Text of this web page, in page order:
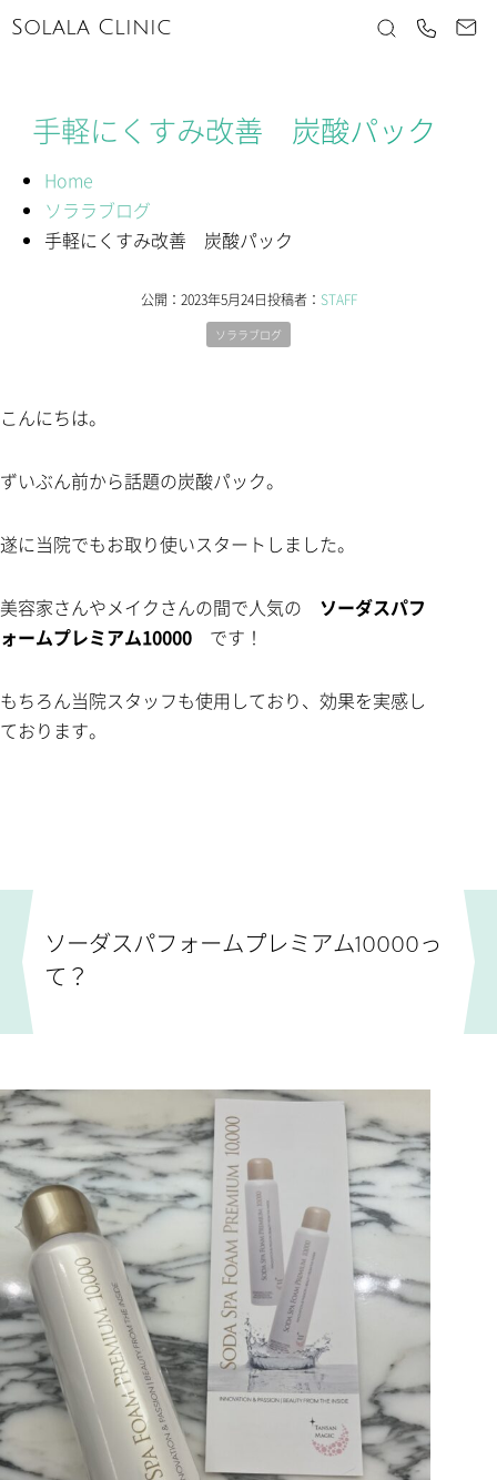
Solala Clinic
Home
ソララブログ
手軽にくすみ改善 炭酸パック
手軽にくすみ改善 炭酸パック
公開： 2023年5月24日投稿者： STAFF
ソララブログ
こんにちは。
ずいぶん前から話題の炭酸パック。
遂に当院でもお取り使いスタートしました。
美容家さんやメイクさんの間で人気の ソーダスパフ
ォームプレミアム10000 です！
もちろん当院スタッフも使用しており、効果を実感し
ております。
ソーダスパフォームプレミアム10000っ
て？